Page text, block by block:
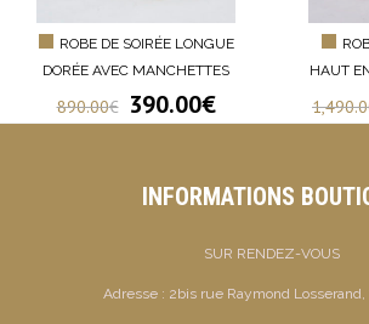
ROBE DE SOIRÉE LONGUE
DORÉE AVEC MANCHETTES
890.00€ 390.00€
HAUT
INFORMATIONS
SUR RENDEZ-VOUS
Adresse : 2bis rue Raymond Losserand,